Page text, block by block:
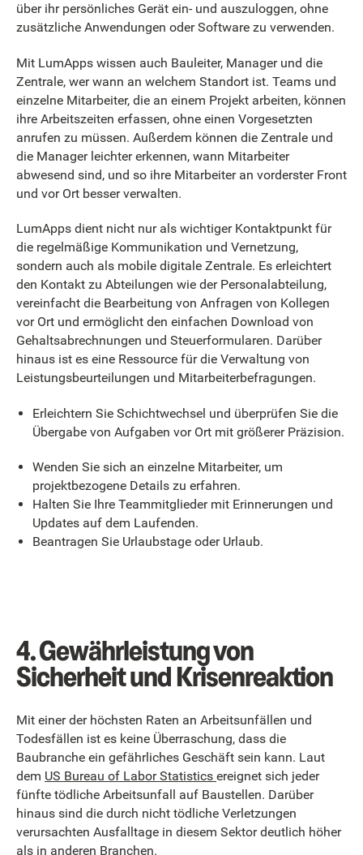
über ihr persönliches Gerät ein- und auszuloggen, ohne
zusätzliche Anwendungen oder Software zu verwenden.
Mit LumApps wissen auch Bauleiter, Manager und die
Zentrale, wer wann an welchem Standort ist. Teams und
einzelne Mitarbeiter, die an einem Projekt arbeiten, können
ihre Arbeitszeiten erfassen, ohne einen Vorgesetzten
anrufen zu müssen. Außerdem können die Zentrale und
die Manager leichter erkennen, wann Mitarbeiter
abwesend sind, und so ihre Mitarbeiter an vorderster Front
und vor Ort besser verwalten.
LumApps dient nicht nur als wichtiger Kontaktpunkt für
die regelmäßige Kommunikation und Vernetzung,
sondern auch als mobile digitale Zentrale. Es erleichtert
den Kontakt zu Abteilungen wie der Personalabteilung,
vereinfacht die Bearbeitung von Anfragen von Kollegen
vor Ort und ermöglicht den einfachen Download von
Gehaltsabrechnungen und Steuerformularen. Darüber
hinaus ist es eine Ressource für die Verwaltung von
Leistungsbeurteilungen und Mitarbeiterbefragungen.
Erleichtern Sie Schichtwechsel und überprüfen Sie die
Übergabe von Aufgaben vor Ort mit größerer Präzision.
Wenden Sie sich an einzelne Mitarbeiter, um
projektbezogene Details zu erfahren.
Halten Sie Ihre Teammitglieder mit Erinnerungen und
Updates auf dem Laufenden.
Beantragen Sie Urlaubstage oder Urlaub.
4. Gewährleistung von
Sicherheit und Krisenreaktion
Mit einer der höchsten Raten an Arbeitsunfällen und
Todesfällen ist es keine Überraschung, dass die
Baubranche ein gefährliches Geschäft sein kann. Laut
dem US Bureau of Labor Statistics ereignet sich jeder
fünfte tödliche Arbeitsunfall auf Baustellen. Darüber
hinaus sind die durch nicht tödliche Verletzungen
verursachten Ausfalltage in diesem Sektor deutlich höher
als in anderen Branchen.